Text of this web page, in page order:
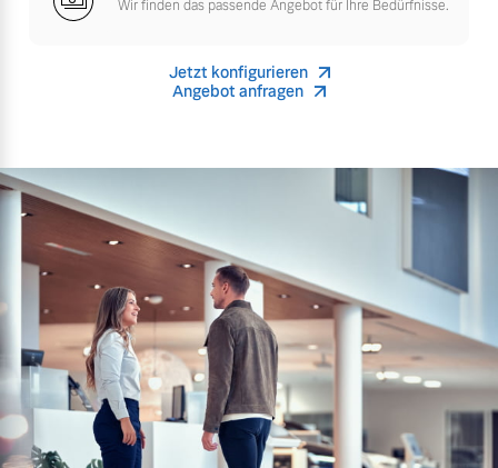
Wir finden das passende Angebot für Ihre Bedürfnisse.
Jetzt konfigurieren
Angebot anfragen